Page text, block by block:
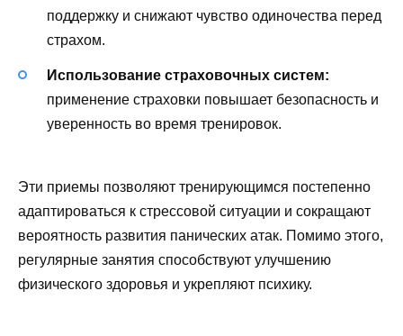
поддержку и снижают чувство одиночества перед
страхом.
Использование страховочных систем:
применение страховки повышает безопасность и
уверенность во время тренировок.
Эти приемы позволяют тренирующимся постепенно
адаптироваться к стрессовой ситуации и сокращают
вероятность развития панических атак. Помимо этого,
регулярные занятия способствуют улучшению
физического здоровья и укрепляют психику.